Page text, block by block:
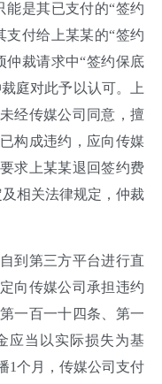
能是其已支付的“签约
支付给上某某的“签约
仲裁请求中“签约保底
庭对此予以认可。上
经传媒公司同意，擅
构成违约，应向传媒
求上某某退回签约费
相关法律规定，仲裁
第三方平台进行直
向传媒公司承担违约
一百一十四条、第一
应当以实际损失为基
1个月，传媒公司支付